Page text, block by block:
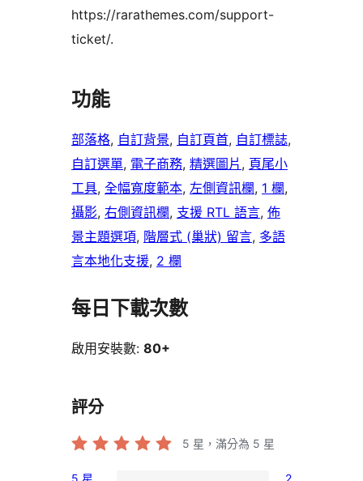
https://rarathemes.com/support-
ticket/.
功能
部落格, 自訂背景, 自訂頁首, 自訂標誌
自訂選單, 電子商務, 精選圖片 , 頁尾小
工具, 全幅寬度範本, 左側資訊欄, 1 欄
攝影, 右側資訊欄, 支援 RTL 語言, 佈
景主題選項, 階層式 (巢狀) 留言, 多語
言本地化支援, 2 欄
每日下載次數
啟用安裝數: 80+
評分
5 星，滿分為 5 星
5 星 2